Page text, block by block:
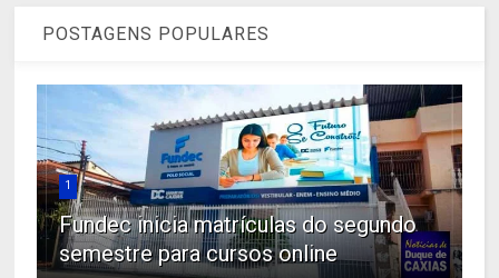
POSTAGENS POPULARES
1
Fundec inicia matrículas do segundo
semestre para cursos online